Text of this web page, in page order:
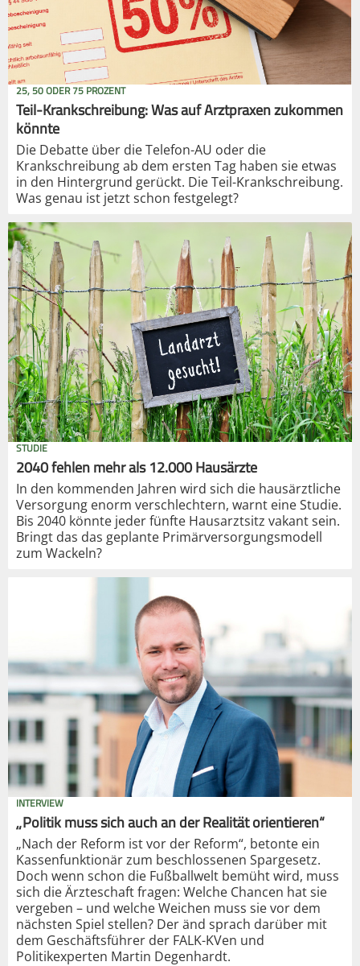
25, 50 ODER 75 PROZENT
Teil-Krankschreibung: Was auf Arztpraxen zukommen
könnte
Die Debatte über die Telefon-AU oder die
Krankschreibung ab dem ersten Tag haben sie etwas
in den Hintergrund gerückt. Die Teil-Krankschreibung.
Was genau ist jetzt schon festgelegt?
STUDIE
2040 fehlen mehr als 12.000 Hausärzte
In den kommenden Jahren wird sich die hausärztliche
Versorgung enorm verschlechtern, warnt eine Studie.
Bis 2040 könnte jeder fünfte Hausarztsitz vakant sein.
Bringt das das geplante Primärversorgungsmodell
zum Wackeln?
INTERVIEW
„Politik muss sich auch an der Realität orientieren“
„Nach der Reform ist vor der Reform“, betonte ein
Kassenfunktionär zum beschlossenen Spargesetz.
Doch wenn schon die Fußballwelt bemüht wird, muss
sich die Ärzteschaft fragen: Welche Chancen hat sie
vergeben – und welche Weichen muss sie vor dem
nächsten Spiel stellen? Der änd sprach darüber mit
dem Geschäftsführer der FALK-KVen und
Politikexperten Martin Degenhardt.